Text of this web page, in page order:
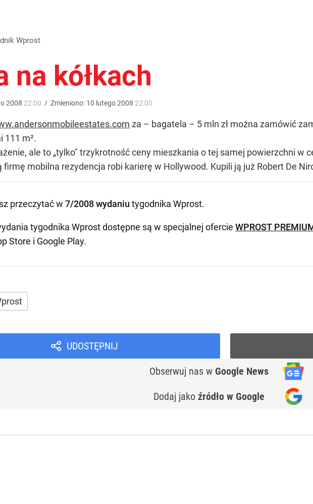
Wprost
na kółkach
2008 22:00 / Zmieniono: 10 lutego2008 22:00
za – bagatela – 5 mln zł można zamówić
111 m².
ale to „tylko" trzykrotność ceny mieszkania o tej samej powierzchni w
firmę mobilna rezydencja robi karierę w Hollywood. Kupili ją już Robert De
przeczytać w 7/2008 wydaniu tygodnika Wprost.
tygodnika Wprost dostępne są w specjalnej ofercie WPROST
Store i Google Play.
UDOSTĘPNIJ
Obserwuj nas w Google News
Dodaj jako źródło w Google